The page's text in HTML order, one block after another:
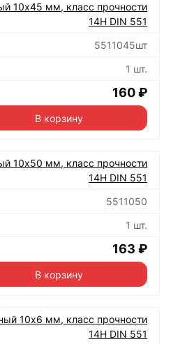
10х45 мм, класс прочности
14Н DIN 551
5511045шт
1 шт.
160 ₽
В корзину
10х50 мм, класс прочности
14Н DIN 551
5511050
1 шт.
163 ₽
В корзину
10х6 мм, класс прочности
14Н DIN 551